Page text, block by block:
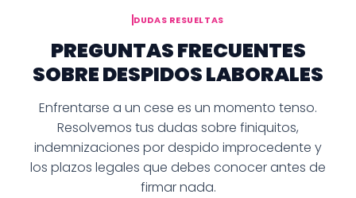
DUDAS RESUELTAS
PREGUNTAS FRECUENTES
SOBRE DESPIDOS LABORALES
Enfrentarse a un cese es un momento tenso.
Resolvemos tus dudas sobre finiquitos,
indemnizaciones por despido improcedente y
los plazos legales que debes conocer antes de
firmar nada.